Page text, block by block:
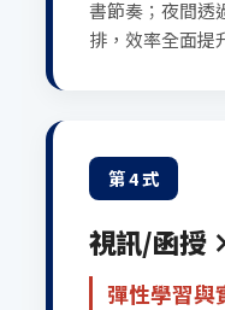
書節奏；夜間透
排，效率全面提
第 4 式
視訊/函授
彈性學習與